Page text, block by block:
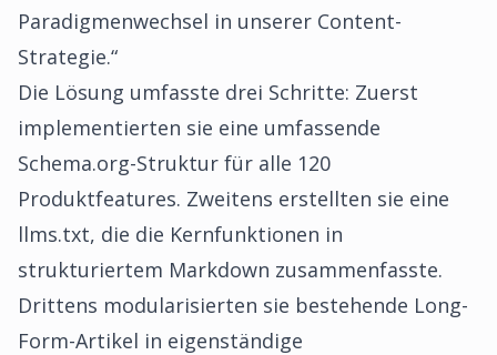
Paradigmenwechsel in unserer Content-
Strategie.“
Die Lösung umfasste drei Schritte: Zuerst
implementierten sie eine umfassende
Schema.org-Struktur für alle 120
Produktfeatures. Zweitens erstellten sie eine
llms.txt, die die Kernfunktionen in
strukturiertem Markdown zusammenfasste.
Drittens modularisierten sie bestehende Long-
Form-Artikel in eigenständige